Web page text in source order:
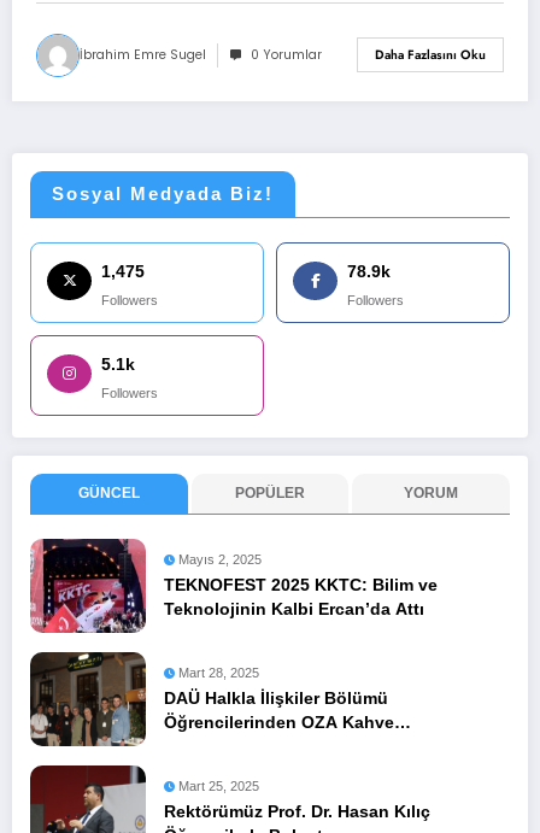
İbrahim Emre Sugel 0 Yorumlar Daha Fazlasını Oku
Sosyal Medyada Biz!
1,475
Followers
78.9k
Followers
5.1k
Followers
GÜNCEL POPÜLER YORUM
Mayıs 2, 2025
TEKNOFEST 2025 KKTC: Bilim ve
Teknolojinin Kalbi Ercan’da Attı
Mart 28, 2025
DAÜ Halkla İlişkiler Bölümü
Öğrencilerinden OZA Kahve
Mart 25, 2025
Rektörümüz Prof. Dr. Hasan Kılıç